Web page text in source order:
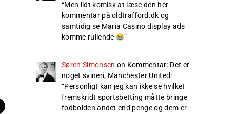
“Men lidt komisk at læse den her
kommentar på oldtrafford.dk og
samtidig se Maria Casino display ads
komme rullende
”
Søren Simonsen on Kommentar: Det er
noget svineri, Manchester United:
“Personligt kan jeg kan ikke se hvilket
fremskridt sportsbetting måtte bringe
fodbolden andet end penge og dem er